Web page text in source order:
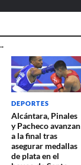
DEPORTES
Alcántara, Pinales
y Pacheco avanzan
a la final tras
asegurar medallas
de plata en el